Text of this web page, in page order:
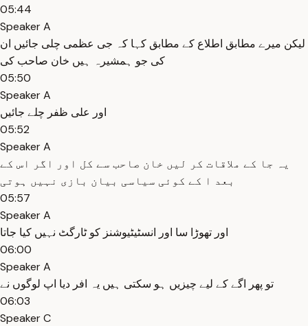
05:44
Speaker A
لیکن میرے مطابق اطلاع کے مطابق کہا کہ جی عظمی چلی جائیں ان
کی جو ہمشیرہ ہیں خان صاحب کی
05:50
Speaker A
اور علی ظفر چلے جائیں
05:52
Speaker A
یہ جا کے ملاقات کر لیں خان صاحب سے کل اور اگر اس کے
بعد ا کے کوئی سیاسی بیان بازی نہیں ہوتی
05:57
Speaker A
اور تھوڑا سا اور انسٹیٹیوشنز کو ٹارگٹ نہیں کیا جاتا
06:00
Speaker A
تو پھر اگے کے لیے چیزیں ہو سکتی ہیں یہ افر دیا اپ لوگوں نے
06:03
Speaker C